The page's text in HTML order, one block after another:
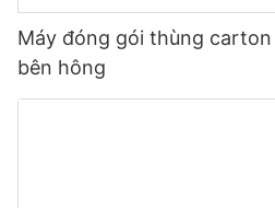
Máy đóng gói thùng carton
bên hông